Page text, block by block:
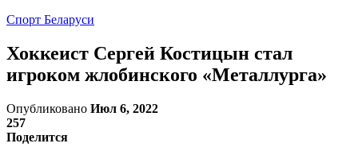
Спорт Беларуси
Хоккеист Сергей Костицын стал
игроком жлобинского «Металлурга»
Опубликовано Июл 6, 2022
257
Поделится